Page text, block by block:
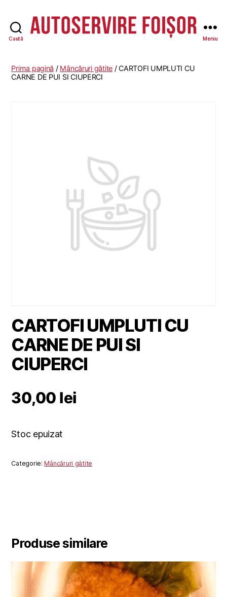
Caută
-
Meniu
Prima pagină / Mâncăruri gătite / CARTOFI UMPLUTI CU
CARNE DE PUI SI CIUPERCI
CARTOFI UMPLUTI CU
CARNE DE PUI SI
CIUPERCI
30,00 lei
Stoc epuizat
Categorie:Mâncăruri gătite
Produse similare